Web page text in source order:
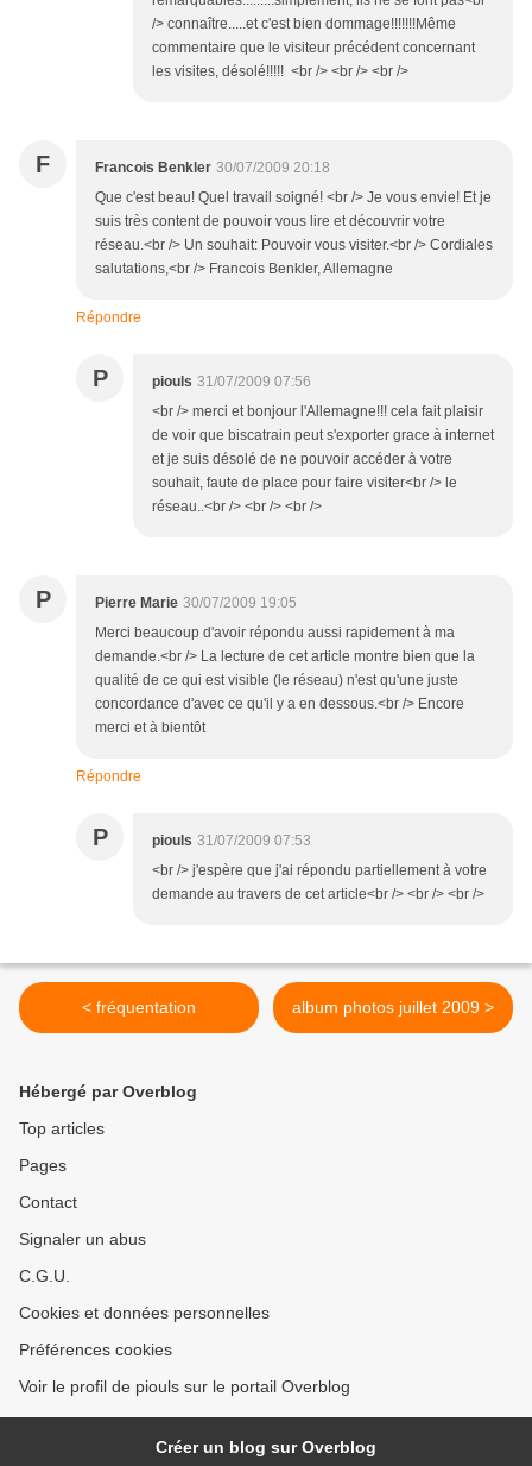
/> connaître.....et c'est bien dommage!!!!!!!Même
commentaire que le visiteur précédent concernant
les visites, désolé!!!!! <br /> <br /> <br />
F Francois Benkler 30/07/2009 20:18
Que c'est beau! Quel travail soigné! <br /> Je vous envie! Et je
suis très content de pouvoir vous lire et découvrir votre
réseau.<br /> Un souhait: Pouvoir vous visiter.<br /> Cordiales
salutations,<br /> Francois Benkler, Allemagne
Répondre
P piouls 31/07/2009 07:56
<br /> merci et bonjour l'Allemagne!!! cela fait plaisir
de voir que biscatrain peut s'exporter grace à internet
et je suis désolé de ne pouvoir accéder à votre
souhait, faute de place pour faire visiter<br /> le
réseau..<br /> <br /> <br />
P Pierre Marie 30/07/2009 19:05
Merci beaucoup d'avoir répondu aussi rapidement à ma
demande.<br /> La lecture de cet article montre bien que la
qualité de ce qui est visible (le réseau) n'est qu'une juste
concordance d'avec ce qu'il y a en dessous.<br /> Encore
merci et à bientôt
Répondre
P piouls 31/07/2009 07:53
<br /> j'espère que j'ai répondu partiellement à votre
demande au travers de cet article<br /> <br /> <br />
< fréquentation album photos juillet 2009 >
Hébergé par Overblog
Top articles
Pages
Contact
Signaler un abus
C.G.U.
Cookies et données personnelles
Préférences cookies
Voir le profil de piouls sur le portail Overblog
Créer un blog sur Overblog